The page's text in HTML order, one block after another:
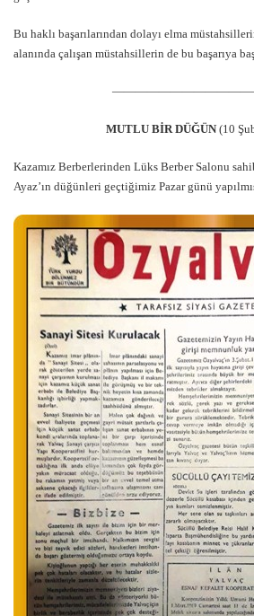
Bu haklı başarılarından dolayı elma
alanında çalışan müstahsillerin de bu başarıya
MUTLU BİR DÜĞÜN (10
Kazamız Berberlerinden Lüks Berber Salonu
Ayaz’ın düğünleri geçtiğimiz Pazar günü